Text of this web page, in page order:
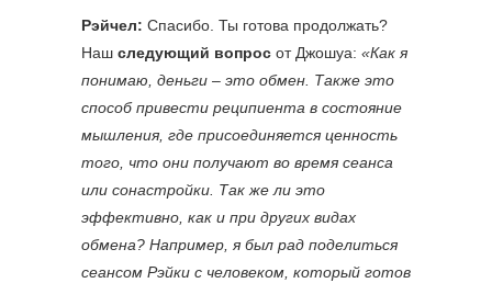
Рэйчел: Спасибо. Ты готова продолжать?
Наш следующий вопрос от Джошуа: «Как я
понимаю, деньги – это обмен. Также это
способ привести реципиента в состояние
мышления, где присоединяется ценность
того, что они получают во время сеанса
или сонастройки. Так же ли это
эффективно, как и при других видах
обмена? Например, я был рад поделиться
сеансом Рэйки с человеком, который готов